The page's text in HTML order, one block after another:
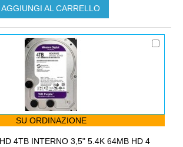
AGGIUNGI AL CARRELLO
SU ORDINAZIONE
4TB INTERNO 3,5" 5.4K 64MB HD 4